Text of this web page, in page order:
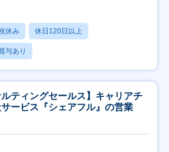
休み 休日120日以上
与あり
ティングセールス】キャリアチ
ービス『シェアフル』の営業